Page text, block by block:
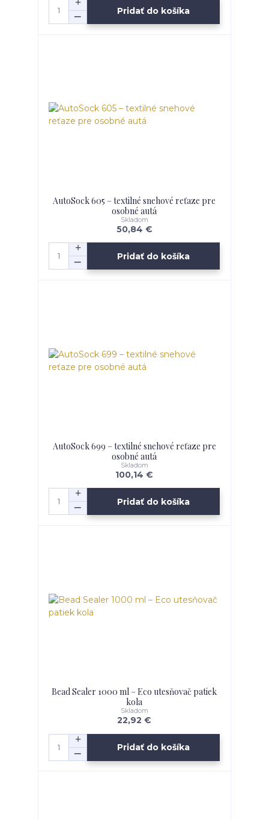
Pridať do košíka
AutoSock 605 – textilné snehové reťaze pre
osobné autá
50,84 €
Skladom
Pridať do košíka
AutoSock 699 – textilné snehové reťaze pre
osobné autá
100,14 €
Skladom
Pridať do košíka
Bead Sealer 1000 ml – Eco utesňovač patiek
kola
22,92 €
Skladom
Pridať do košíka